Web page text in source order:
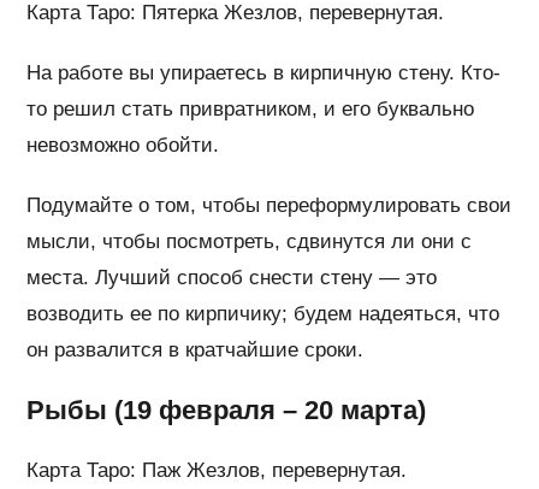
Карта Таро: Пятерка Жезлов, перевернутая.
На работе вы упираетесь в кирпичную стену. Кто-
то решил стать привратником, и его буквально
невозможно обойти.
Подумайте о том, чтобы переформулировать свои
мысли, чтобы посмотреть, сдвинутся ли они с
места. Лучший способ снести стену — это
возводить ее по кирпичику; будем надеяться, что
он развалится в кратчайшие сроки.
Рыбы (19 февраля – 20 марта)
Карта Таро: Паж Жезлов, перевернутая.